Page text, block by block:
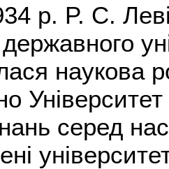
р. P. C.
державного
наукова
серед